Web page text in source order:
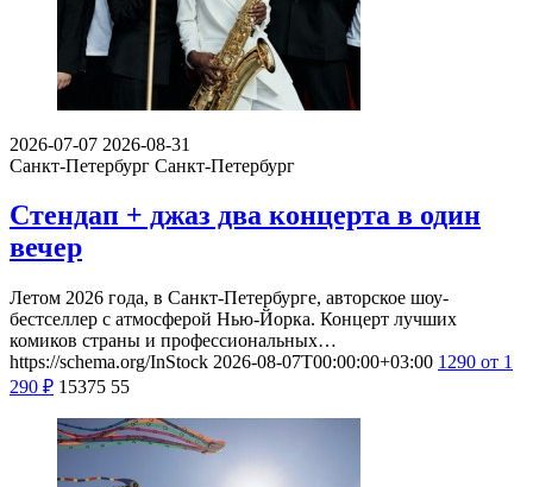
2026-07-07 2026-08-31
Санкт-Петербург Санкт-Петербург
Стендап + джаз два концерта в один
вечер
Летом 2026 года, в Санкт-Петербурге, авторское шоу-
бестселлер с атмосферой Нью-Йорка. Концерт лучших
комиков страны и профессиональных…
https://schema.org/InStock 2026-08-07T00:00:00+03:00 1290 от 1
290 ₽ 15375 55